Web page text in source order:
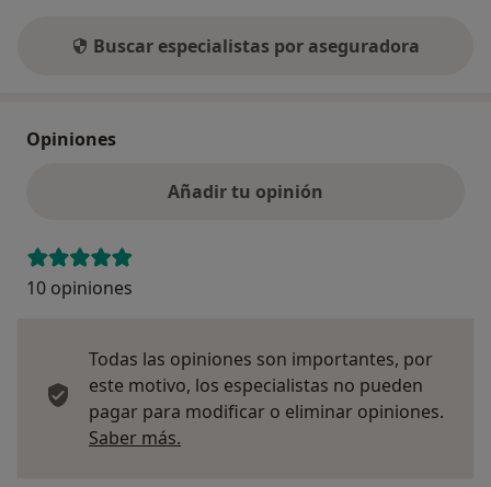
Buscar especialistas por aseguradora
Opiniones
Añadir tu opinión
10 opiniones
Todas las opiniones son importantes, por
este motivo, los especialistas no pueden
pagar para modificar o eliminar opiniones.
Saber más.